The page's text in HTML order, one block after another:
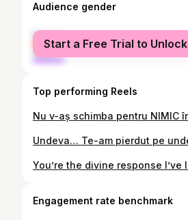
Audience gender
female
male
Start a Free Trial to Unlock
Top performing Reels
Engagement rate benchmark